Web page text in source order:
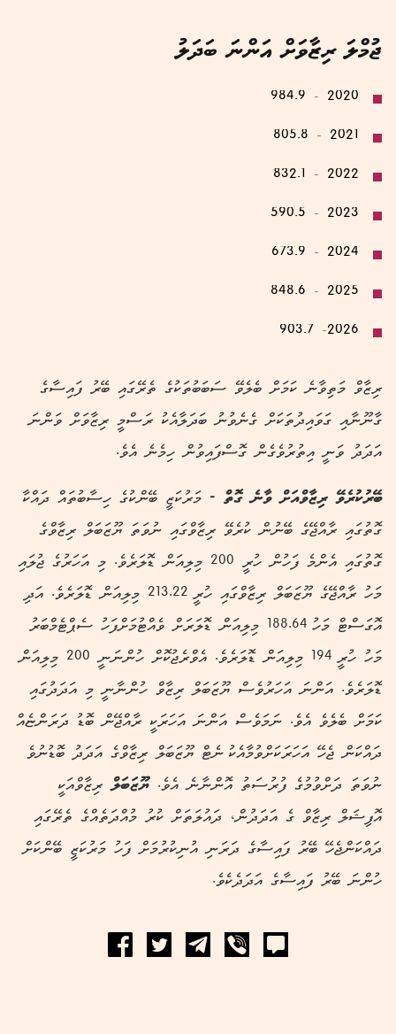
ޖުމްލަ ރިޒާވަށް އަންނަ ބަދަލު
2020 - 984.9
2021 - 805.8
2022 - 832.1
2023 - 590.5
2024 - 673.9
2025 - 848.6
2026- 903.7
ރިޒާވް މަތިވާނެ ކަމަށް ބެލެވޭ ސަބަބުތަކުގެ ތެރޭގައި ބޭރު ފައިސާގެ
ގާނޫނާއި ގަވައިދުތަކަށް ގެނެވުނު ބަދަލާއެކު ރަސްމީ ރިޒާވަށް ވަންނަ
އަދަދު ވަނީ އިތުރުވެގެން ގޮސްފައިވުން ހިމެނެ އެވެ.
ބޭރުކުރެވޭ ރިޒާވްއަށް ވާނެ ގޮތް - މަރުކަޒީ ބޭންކުގެ ހިސާބުތައް ދައްކާ
ގޮތުގައި ރާއްޖޭގެ ބޭނުން ކުރެވޭ ރިޒާވްގައި ނުވަތަ ޔޫޒަބަލް ރިޒާވްގެ
ގޮތުގައި އެންމެ ފަހުން ހުރީ 200 މިލިއަން ޑޮލަރެވެ. މި އަހަރުގެ ޖުލައި
މަހު ރާއްޖޭގެ ޔޫޒަބަލް ރިޒާވްގައި ހުރީ 213.22 މިލިއަން ޑޮލަރެވެ. އަދި
އޮގަސްޓް މަހު 188.64 މިލިއަން ޑޮލަރަށް ވެއްޓުމަށްފަހު ސެޕްޓެމްބަރު
މަހު ހުރީ 194 މިލިއަން ޑޮލަރެވެ. އެވްރެޖުކޮށް ހުންނަނީ 200 މިލިއަން
ޑޮލަރެވެ. އަންނަ އަހަރުވެސް ޔޫޒަބަލް ރިޒާވް ހުންނާނީ މި އަދަދުގައި
ކަމަށް ބެލެވެ އެވެ. ނަމަވެސް އަންނަ އަހަރަކީ ރާއްޖޭން ބޮޑު ދަރަންޏެއް
ދައްކަން ޖެހޭ އަހަރަކަށްވުމާއެކު ނެޓް ޔޫޒަބަލް ރިޒާވްގެ އަދަދު ބޮޑުނުވެ
ނުވަތަ ދަށްވުމުގެ ފުރުސަތު އޮންނާނެ އެވެ.ޔޫޒަބަލް ރިޒާވްއަކީ
އޮފިޝަލް ރިޒާވް ގެ އަދަދުން، ދައުލަތަށް ކުރު މުއްދަތެއްގެ ތެރޭގައި
ދައްކަންޖެހޭ ބޭރު ފައިސާގެ ދަރަނި އުނިކުރުމަށް ފަހު މަރުކަޒީ ބޭންކަށް
ހުންނަ ބޭރު ފައިސާގެ އަދަދެކެވެ.